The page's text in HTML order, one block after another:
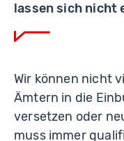
lassen sich nicht
Wir können nicht
Ämtern in die
versetzen oder
muss immer